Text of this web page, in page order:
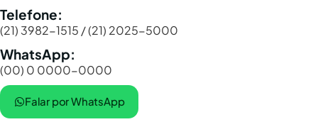
Telefone:
(21) 3982-1515 / (21) 2025-5000
WhatsApp:
(00) 0 0000-0000
Falar por WhatsApp